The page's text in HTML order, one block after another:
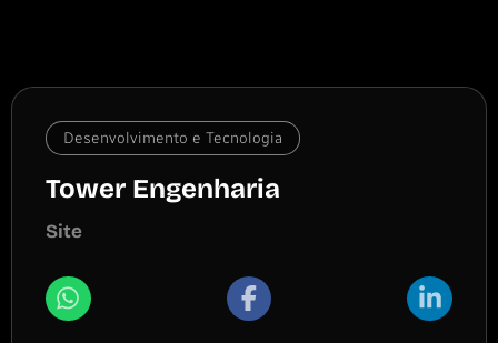
Desenvolvimento e Tecnologia
Tower Engenharia
Site